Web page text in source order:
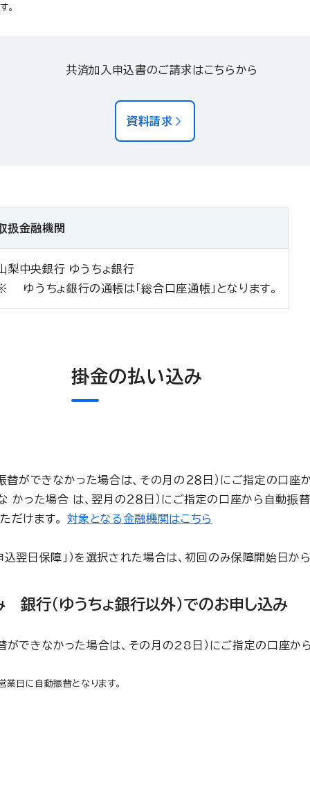
。
共済加入申込書のご請求はこちらから
資料請求
扱金融機関
梨中央銀行 ゆうちょ銀行
ゆうちょ銀行の通帳は「総合口座通帳」となります。
掛金の払い込み
ができなかった場合は、その月の２８日）にご指定の口座
かった場合 は、翌月の２８日）にご指定の口座から自動振替
だけます。 対象となる金融機関はこちら
翌日保障」）を選択された場合は、初回のみ保障開始日か
銀行（ゆうちょ銀行以外）でのお申し込み
できなかった場合は、その月の28日）にご指定の口座か
日に自動振替となります。